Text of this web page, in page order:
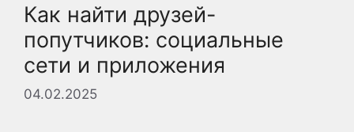
Как найти друзей-
попутчиков: социальные
сети и приложения
04.02.2025